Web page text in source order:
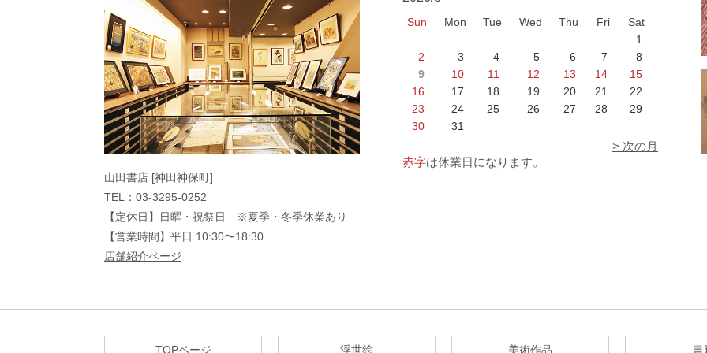
山田書店 [神田神保町]
TEL：03-3295-0252
【定休日】日曜・祝祭日 ※夏季・冬季休業あり
【営業時間】平日 10:30〜18:30
店舗紹介ページ
Sun Mon Tue Wed Thu Fri
Sat
1
2
3 4 5 6 7
8
9
10 11 12 13 14
15
16
17 18 19 20 21
22
23
24 25 26 27 28
29
30
31
> 次の月
赤字は休業日になります。
TOPページ 浮世絵 美術作品 書